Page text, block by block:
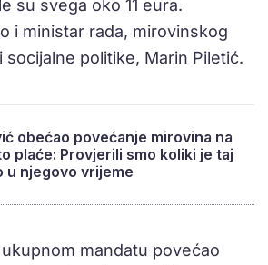
su svega oko 11 eura.
i ministar rada, mirovinskog
socijalne politike, Marin Piletić.
obećao povećanje mirovina na
plaće: Provjerili smo koliki je taj
u njegovo vrijeme
mandatu povećao